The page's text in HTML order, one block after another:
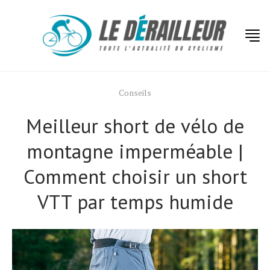
Conseils
Meilleur short de vélo de
montagne imperméable |
Comment choisir un short
VTT par temps humide